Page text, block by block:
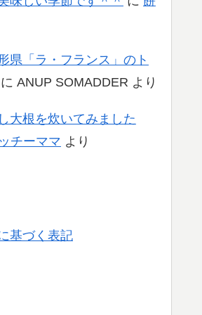
県「ラ・フランス」のト
に ANUP SOMADDER より
大根を炊いてみました
チーママ より
基づく表記